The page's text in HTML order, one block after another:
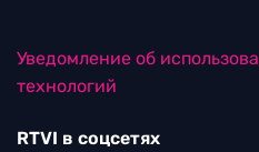
Уведомление об
технологий
RTVI в соцсетях